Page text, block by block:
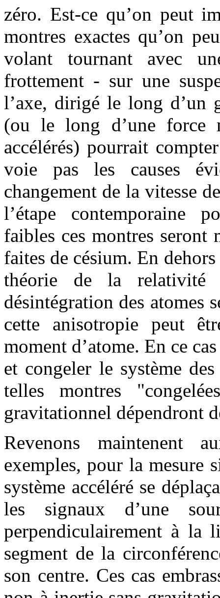
zéro. Est-ce qu’on peut
montres exactes qu’on
volant tournant avec
frottement - sur une
l’axe, dirigé le long d’un
(ou le long d’une force
accélérés) pourrait
voie pas les causes
changement de la vitesse
l’étape contemporaine
faibles ces montres seront
faites de césium. En
théorie de la relativité
désintégration des atomes
cette anisotropie peut
moment d’atome. En ce
et congeler le système
telles montres
gravitationnel dépendront
Revenons maintenent
exemples, pour la mesure
système accéléré se
les signaux d’une
perpendiculairement à la
segment de la
son centre. Ces cas